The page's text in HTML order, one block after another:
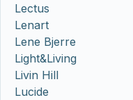
Lectus
Lenart
Lene Bjerre
Light&Living
Livin Hill
Lucide